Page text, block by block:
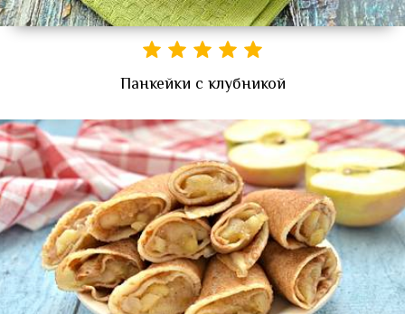
Панкейки с клубникой